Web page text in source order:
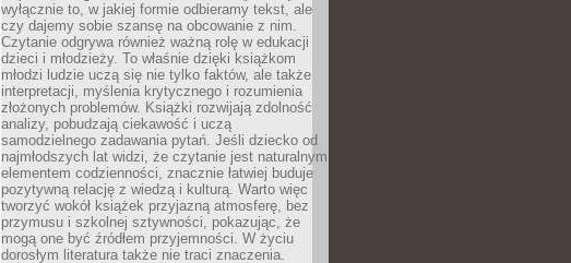
wyłącznie to, w jakiej formie odbieramy tekst, ale
czy dajemy sobie szansę na obcowanie z nim.
Czytanie odgrywa również ważną rolę w edukacji
dzieci i młodzieży. To właśnie dzięki książkom
młodzi ludzie uczą się nie tylko faktów, ale także
interpretacji, myślenia krytycznego i rozumienia
złożonych problemów. Książki rozwijają zdolność
analizy, pobudzają ciekawość i uczą
samodzielnego zadawania pytań. Jeśli dziecko od
najmłodszych lat widzi, że czytanie jest naturalnym
elementem codzienności, znacznie łatwiej buduje
pozytywną relację z wiedzą i kulturą. Warto więc
tworzyć wokół książek przyjazną atmosferę, bez
przymusu i szkolnej sztywności, pokazując, że
mogą one być źródłem przyjemności. W życiu
dorosłym literatura także nie traci znaczenia.